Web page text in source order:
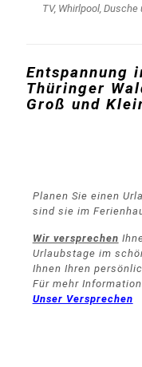
TV, Whirlpool, Dusche
Entspannung
Thüringer
Groß und
Planen Sie einen
sind sie im
Wir versprechen
Urlaubstage im
Ihnen Ihren
Für mehr
Unser Versprechen